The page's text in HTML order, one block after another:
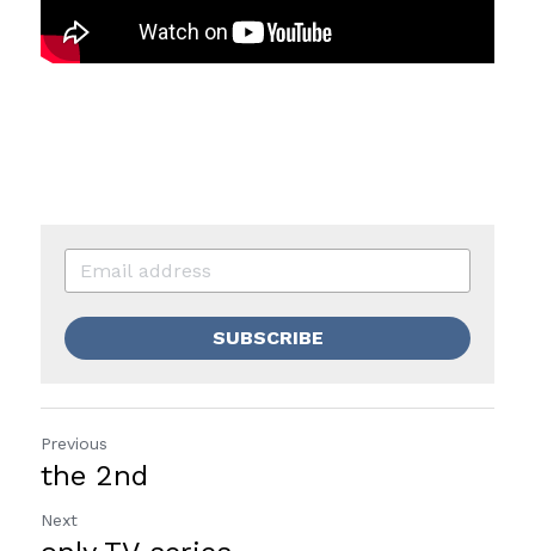
SUBSCRIBE
Previous
the 2nd
Next